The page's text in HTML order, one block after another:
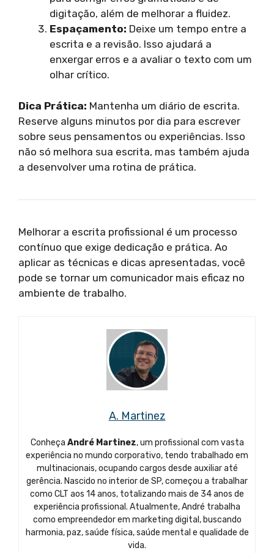
digitação, além de melhorar a fluidez.
Espaçamento: Deixe um tempo entre a
escrita e a revisão. Isso ajudará a
enxergar erros e a avaliar o texto com um
olhar crítico.
Dica Prática: Mantenha um diário de escrita.
Reserve alguns minutos por dia para escrever
sobre seus pensamentos ou experiências. Isso
não só melhora sua escrita, mas também ajuda
a desenvolver uma rotina de prática.
Melhorar a escrita profissional é um processo
contínuo que exige dedicação e prática. Ao
aplicar as técnicas e dicas apresentadas, você
pode se tornar um comunicador mais eficaz no
ambiente de trabalho.
A. Martinez
Conheça André Martinez, um profissional com vasta
experiência no mundo corporativo, tendo trabalhado em
multinacionais, ocupando cargos desde auxiliar até
gerência. Nascido no interior de SP, começou a trabalhar
como CLT aos 14 anos, totalizando mais de 34 anos de
experiência profissional. Atualmente, André trabalha
como empreendedor em marketing digital, buscando
harmonia, paz, saúde física, saúde mental e qualidade de
vida.